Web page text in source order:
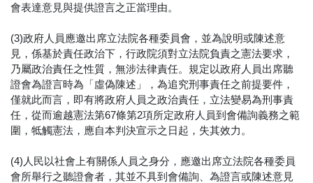
會表達意見與提供證言之正當理由。
(3)政府人員應邀出席立法院各種委員會，並為說明或陳述意
見，係基於責任政治下，行政院須對立法院負責之憲法要求，
乃屬政治責任之性質，無涉法律責任。規定以政府人員出席聽
證會為證言時為「虛偽陳述」，為追究刑事責任之前提要件，
僅就此而言，即有將政府人員之政治責任，立法變易為刑事責
任，從而逾越憲法第67條第2項所定政府人員到會備詢義務之範
圍，牴觸憲法，應自本判決宣示之日起，失其效力。
(4)人民以社會上有關係人員之身分，應邀出席立法院各種委員
會所舉行之聽證會者，其並不具到會備詢、為證言或陳述意見